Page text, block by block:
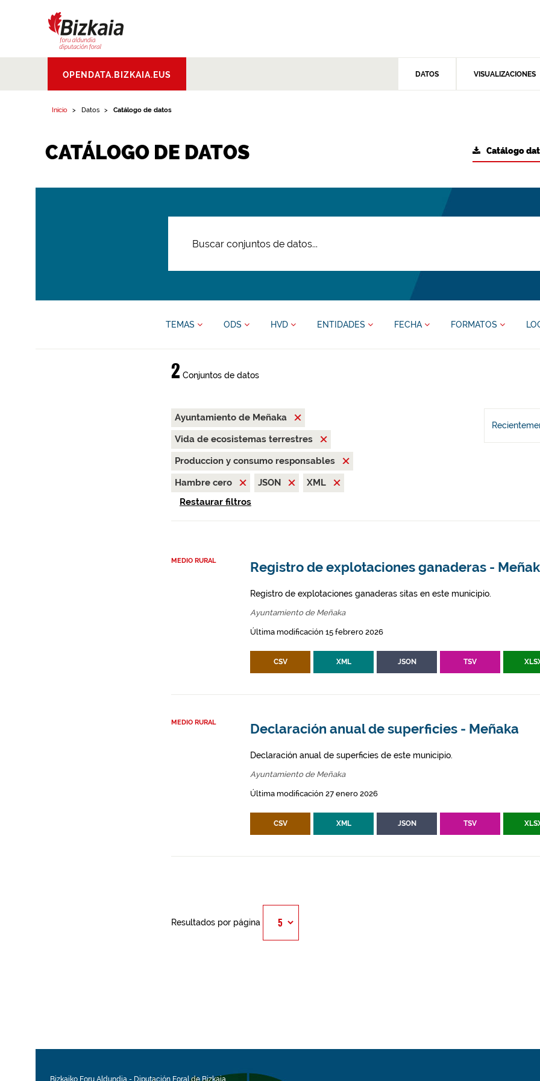
Aldundia.Diputacion
Foral de Bizkaia
OPENDATA.BIZKAIA.EUS DATOS VISUALIZACIONES
Inicio Datos Catálogo de datos
CATÁLOGO DE DATOS Catálogo
TEMAS ODS HVD ENTIDADES FECHA FORMATOS
2 Conjuntos de datos
Ayuntamiento de Meñaka
Vida de ecosistemas terrestres
Produccion y consumo responsables
Hambre cero
JSON
XML
Restaurar filtros
MEDIO RURAL Registro de explotaciones ganaderas -
Registro de explotaciones ganaderas sitas en este municipio.
Ayuntamiento de Meñaka
Última modificación 15 febrero 2026
CSV XML JSON TSV
MEDIO RURAL Declaración anual de superficies - Meñaka
Declaración anual de superficies de este municipio.
Ayuntamiento de Meñaka
Última modificación 27 enero 2026
CSV XML JSON TSV
Resultados por página